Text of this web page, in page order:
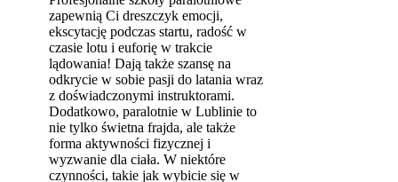
zapewnią Ci dreszczyk emocji,
ekscytację podczas startu, radość w
czasie lotu i euforię w trakcie
lądowania! Dają także szansę na
odkrycie w sobie pasji do latania wraz
z doświadczonymi instruktorami.
Dodatkowo, paralotnie w Lublinie to
nie tylko świetna frajda, ale także
forma aktywności fizycznej i
wyzwanie dla ciała. W niektóre
czynności, takie jak wybicie się w